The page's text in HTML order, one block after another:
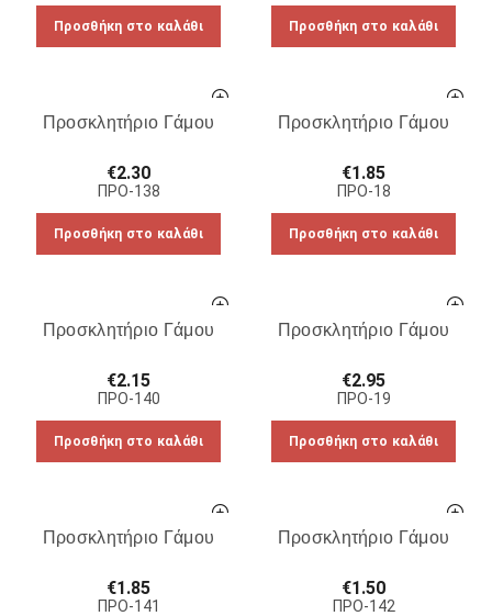
Προσθήκη στο καλάθι Προσθήκη στο καλάθι
Προσκλητήριο Γάμου
€2.30
ΠΡΟ-138
Προσθήκη στο καλάθι
Προσκλητήριο Γάμου
€1.85
ΠΡΟ-18
Προσθήκη στο καλάθι
Προσκλητήριο Γάμου
€2.15
ΠΡΟ-140
Προσθήκη στο καλάθι
Προσκλητήριο Γάμου
€2.95
ΠΡΟ-19
Προσθήκη στο καλάθι
Προσκλητήριο Γάμου
€1.85
ΠΡΟ-141
Προσκλητήριο Γάμου
€1.50
ΠΡΟ-142